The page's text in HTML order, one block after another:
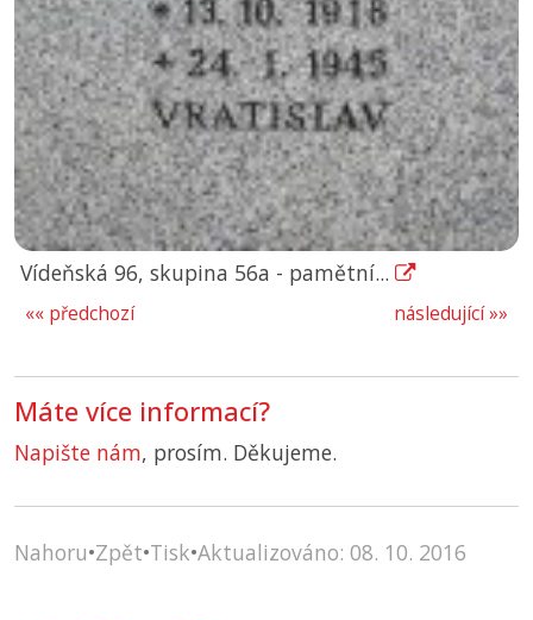
Vídeňská 96, skupina 56a - pamětní...
následující »»
«« předchozí
Máte více informací?
Napište nám, prosím. Děkujeme.
Nahoru•Zpět•Tisk•Aktualizováno: 08. 10. 2016